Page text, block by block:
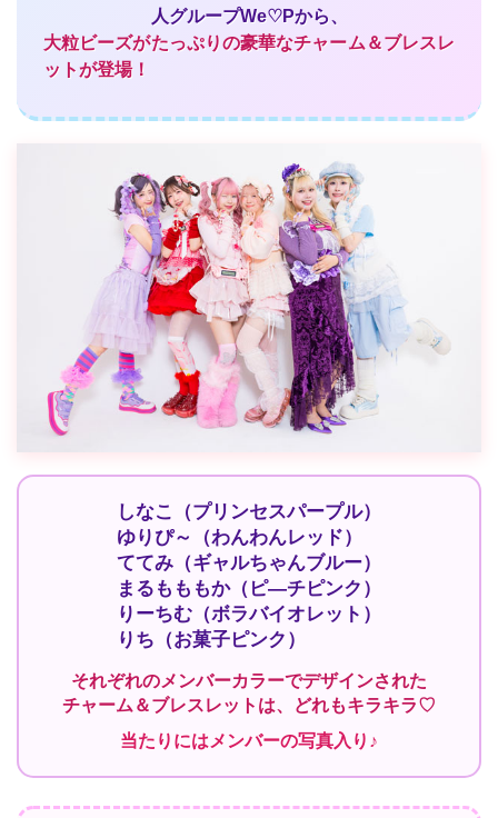
人グループWe♡Pから、
大粒ビーズがたっぷりの豪華なチャーム＆ブレスレ
ットが登場！
しなこ（プリンセスパープル）
ゆりぴ～（わんわんレッド）
ててみ（ギャルちゃんブルー）
まるもももか（ピ―チピンク）
りーちむ（ボラバイオレット）
りち（お菓子ピンク）
それぞれのメンバーカラーでデザインされた
チャーム＆ブレスレットは、どれもキラキラ♡
当たりにはメンバーの写真入り♪